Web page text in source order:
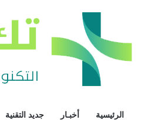
الرئيسية أخبـار جديد التقنية